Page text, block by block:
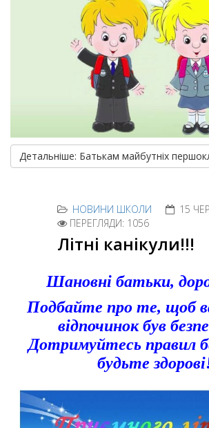
Детальніше: Батькам майбутніх
НОВИНИ ШКОЛИ
15
ПЕРЕГЛЯДИ: 1056
Літні канікули!!!
Шановні батьки,
Подбайте про те, щоб
відпочинок був
Дотримуйтесь правил
будьте